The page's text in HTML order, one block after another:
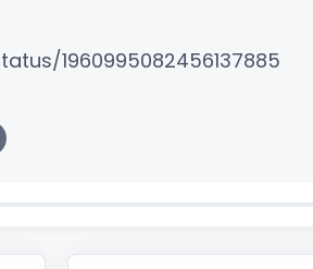
1960995082456137885